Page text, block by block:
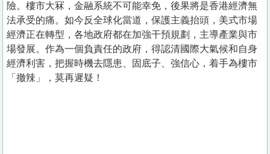
險。樓市大冧，金融系統不可能幸免，後果將是香港經濟無
法承受的痛。如今反全球化當道，保護主義抬頭，美式市場
經濟正在轉型，各地政府都在加強干預規劃，主導產業與市
場發展。作為一個負責任的政府，得認清國際大氣候和自身
經濟利害，把握時機去隱患、固底子、強信心，着手為樓市
「撤辣」，莫再遲疑！